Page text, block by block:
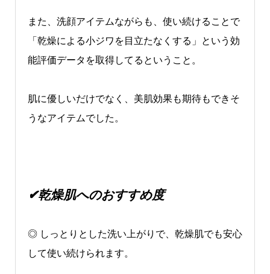
また、洗顔アイテムながらも、使い続けることで
「乾燥による小ジワを目立たなくする」という効
能評価データを取得してるということ。
肌に優しいだけでなく、美肌効果も期待もできそ
うなアイテムでした。
✔乾燥肌へのおすすめ度
◎ しっとりとした洗い上がりで、乾燥肌でも安心
して使い続けられます。